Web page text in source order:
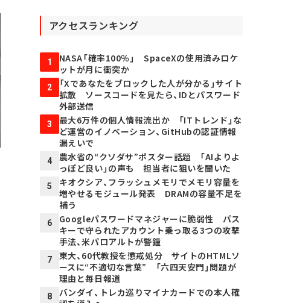
アクセスランキング
1
NASA「確率100％」 SpaceXの使用済みロケ
ットが月に衝突か
2
「Xであなたをブロックした人が分かる」サイト
拡散 ソースコードを見たら、IDとパスワード
外部送信
3
最大6万件の個人情報流出か 「ITトレンド」な
ど運営のイノベーション、GitHubの認証情報
漏えいで
4
農水省の“クソダサ”ポスター話題 「AIよりよ
っぽど良い」の声も 担当者に狙いを聞いた
5
キオクシア、フラッシュメモリでメモリ容量を
増やせるモジュール発表 DRAMの容量不足を
補う
6
Googleパスワードマネジャーに脆弱性 パス
キーで守られたアカウント乗っ取る3つの攻撃
手法、米パロアルトが警鐘
7
東大、60代教授を懲戒処分 サイトのHTMLソ
ースに“不適切な言葉” 「六四天安門」問題が
理由と毎日報道
8
バンダイ、トレカ巡りマイナカードでの本人確